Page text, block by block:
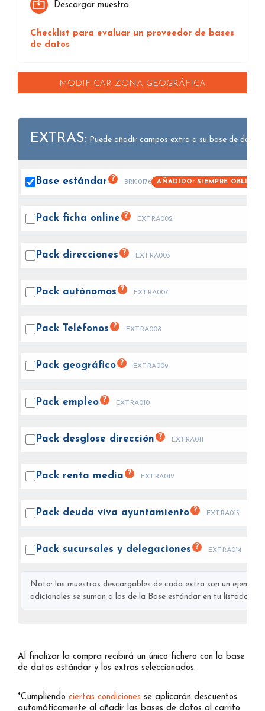
Descargar muestra
Checklist para evaluar un proveedor de bases
de datos
MODIFICAR ZONA GEOGRÁFICA
EXTRAS: Puede añadir campos extra a su base de datos.
Base estándar ? BRK0176 AÑADIDO: SIEMPRE
Pack ficha online ? EXTRA002
Pack direcciones ? EXTRA003
Pack autónomos ? EXTRA007
Pack Teléfonos ? EXTRA008
Pack geográfico ? EXTRA009
Pack empleo ? EXTRA010
Pack desglose dirección ? EXTRA011
Pack renta media ? EXTRA012
Pack deuda viva ayuntamiento ? EXTRA013
Pack sucursales y delegaciones ? EXTRA014
Nota: las muestras descargables de cada extra son un
adicionales se suman a los de la Base estándar en tu listado
Al finalizar la compra recibirá un único fichero con la base
de datos estándar y los extras seleccionados.
*Cumpliendo ciertas condiciones se aplicarán descuentos
automáticamente al añadir las bases de datos al carrito